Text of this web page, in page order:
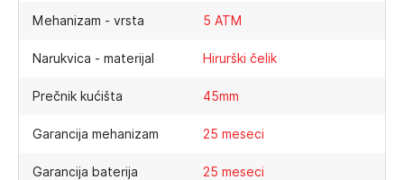
Mehanizam - vrsta 5 ATM
Narukvica - materijal Hirurški čelik
Prečnik kućišta 45mm
Garancija mehanizam 25 meseci
Garancija baterija 25 meseci